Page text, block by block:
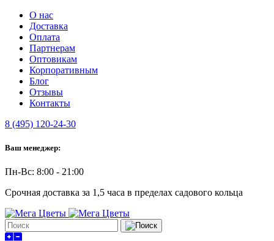
О нас
Доставка
Оплата
Партнерам
Оптовикам
Корпоративным
Блог
Отзывы
Контакты
8 (495) 120-24-30
Ваш менеджер:
Пн-Вс: 8:00 - 21:00
Срочная доставка за 1,5 часа в пределах садового кольца